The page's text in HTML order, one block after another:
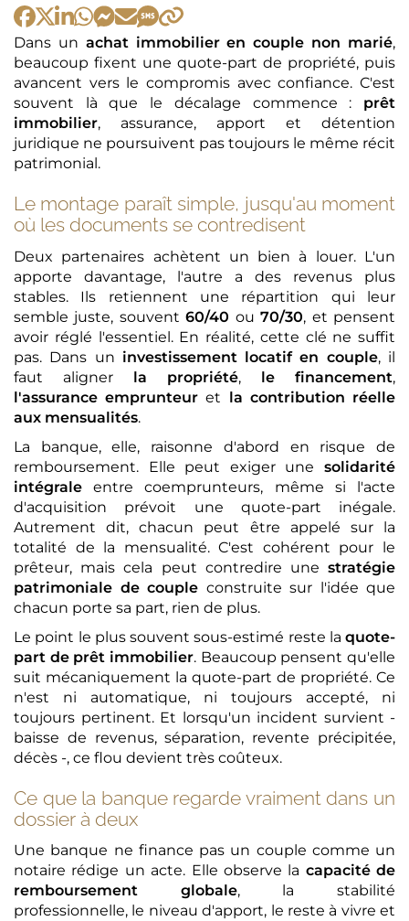
Dans un achat immobilier en couple non marié,
beaucoup fixent une quote-part de propriété, puis
avancent vers le compromis avec confiance. C'est
souvent là que le décalage commence : prêt
immobilier, assurance, apport et détention
juridique ne poursuivent pas toujours le même récit
patrimonial.
Le montage paraît simple, jusqu'au moment
où les documents se contredisent
Deux partenaires achètent un bien à louer. L'un
apporte davantage, l'autre a des revenus plus
stables. Ils retiennent une répartition qui leur
semble juste, souvent60/40 ou70/30, et pensent
avoir réglé l'essentiel. En réalité, cette clé ne suffit
pas. Dans un investissement locatif en couple, il
faut aligner la propriété, le financement,
l'assurance emprunteur et la contribution réelle
aux mensualités.
La banque, elle, raisonne d'abord en risque de
remboursement. Elle peut exiger une solidarité
intégrale entre coemprunteurs, même si l'acte
d'acquisition prévoit une quote-part inégale.
Autrement dit, chacun peut être appelé sur la
totalité de la mensualité. C'est cohérent pour le
prêteur, mais cela peut contredire une stratégie
patrimoniale de couple construite sur l'idée que
chacun porte sa part, rien de plus.
Le point le plus souvent sous-estimé reste la quote-
part de prêt immobilier. Beaucoup pensent qu'elle
suit mécaniquement la quote-part de propriété. Ce
n'est ni automatique, ni toujours accepté, ni
toujours pertinent. Et lorsqu'un incident survient -
baisse de revenus, séparation, revente précipitée,
décès -, ce flou devient très coûteux.
Ce que la banque regarde vraiment dans un
dossier à deux
Une banque ne finance pas un couple comme un
notaire rédige un acte. Elle observe la capacité de
remboursement globale, la stabilité
professionnelle, le niveau d'apport, le reste à vivre et